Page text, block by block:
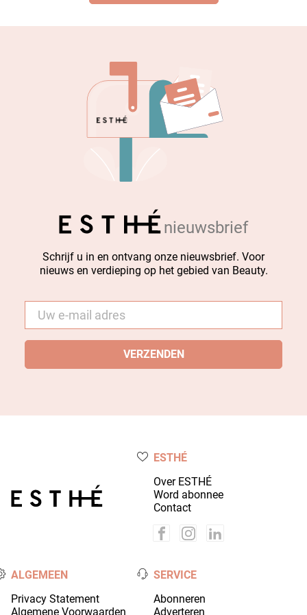
nieuwsbrief
Schrijf u in en ontvang onze nieuwsbrief. Voor
nieuws en verdieping op het gebied van Beauty.
mail *
ESTHÉ
Over ESTHÉ
Word abonnee
Contact
ALGEMEEN
Privacy Statement
Algemene Voorwaarden
SERVICE
Abonneren
Adverteren